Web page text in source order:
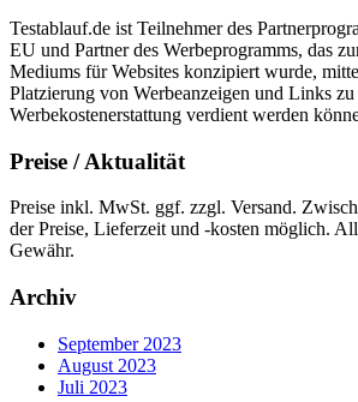
Testablauf.de ist Teilnehmer des
EU und Partner des Werbeprogramms, das
Mediums für Websites konzipiert wurde,
Platzierung von Werbeanzeigen und Links zu
Werbekostenerstattung verdient werden
Preise / Aktualität
Preise inkl. MwSt. ggf. zzgl. Versand.
der Preise, Lieferzeit und -kosten möglich.
Gewähr.
Archiv
September 2023
August 2023
Juli 2023